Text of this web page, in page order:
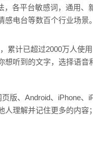
各平台敏感词，通用
电台等数百个行业场景。
累计已超过2000万人使
想听到的文字， 选择语音
版、Android、iPhone
理解并记住更多的内